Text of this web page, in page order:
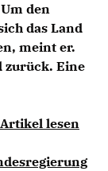
den
das Land
meint er.
zurück. Eine
lesen